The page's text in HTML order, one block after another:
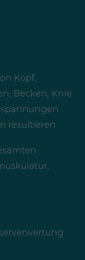
Kopf,
Becken, Knie
resultieren